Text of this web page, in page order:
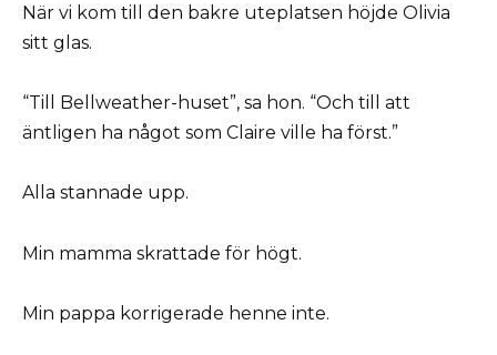
När vi kom till den bakre uteplatsen höjde Olivia
sitt glas.
“Till Bellweather-huset”, sa hon. “Och till att
äntligen ha något som Claire ville ha först.”
Alla stannade upp.
Min mamma skrattade för högt.
Min pappa korrigerade henne inte.